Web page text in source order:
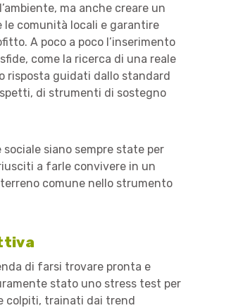
ma anche creare un
le comunità locali e garantire
A poco a poco l’inserimento
come la ricerca di una reale
risposta guidati dallo standard
di strumenti di sostegno
siano sempre state per
a farle convivere in un
comune nello strumento
di farsi trovare pronta e
stato uno stress test per
colpiti, trainati dai trend